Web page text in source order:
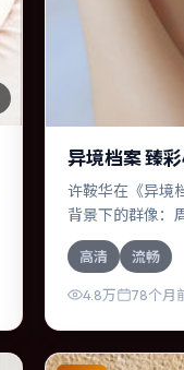
异境档案 臻
许鞍华在《异境
背景下的群像：
作品，故事从日
听语言统一，情
高清 流畅
4.8万 78个月